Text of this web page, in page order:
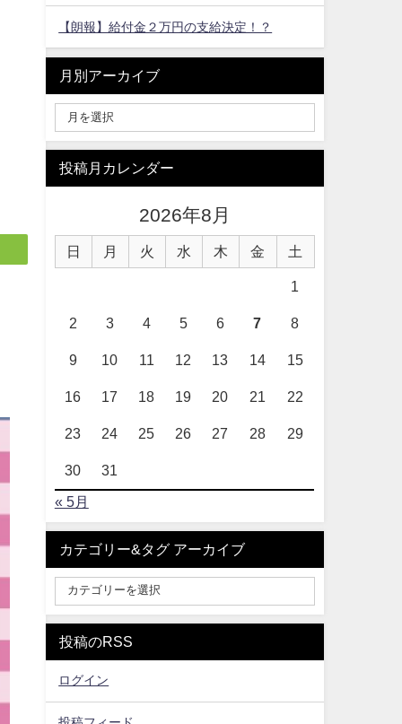
【朗報】給付金２万円の支給決定！？
月別アーカイブ
投稿月カレンダー
2026年8月
日 月 火 水 木 金 土
1
2 3 4 5 6 7 8
9 10 11 12 13 14 15
16 17 18 19 20 21 22
23 24 25 26 27 28 29
30 31
« 5月
カテゴリー&タグ アーカイブ
投稿のRSS
ログイン